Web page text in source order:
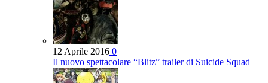
12 Aprile 2016 0
Il nuovo spettacolare “Blitz” trailer di Suicide Squad